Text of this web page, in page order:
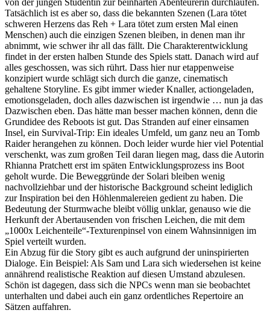
von der jungen Studentin zur beinharten Abenteurerin durchlaufen.
Tatsächlich ist es aber so, dass die bekannten Szenen (Lara tötet
schweren Herzens das Reh + Lara tötet zum ersten Mal einen
Menschen) auch die einzigen Szenen bleiben, in denen man ihr
abnimmt, wie schwer ihr all das fällt. Die Charakterentwicklung
findet in der ersten halben Stunde des Spiels statt. Danach wird auf
alles geschossen, was sich rührt. Dass hier nur etappenweise
konzipiert wurde schlägt sich durch die ganze, cinematisch
gehaltene Storyline. Es gibt immer wieder Knaller, actiongeladen,
emotionsgeladen, doch alles dazwischen ist irgendwie … nun ja das
Dazwischen eben. Das hätte man besser machen können, denn die
Grundidee des Reboots ist gut. Das Stranden auf einer einsamen
Insel, ein Survival-Trip: Ein ideales Umfeld, um ganz neu an Tomb
Raider herangehen zu können. Doch leider wurde hier viel Potential
verschenkt, was zum großen Teil daran liegen mag, dass die Autorin
Rhianna Pratchett erst im späten Entwicklungsprozess ins Boot
geholt wurde. Die Beweggründe der Solari bleiben wenig
nachvollziehbar und der historische Background scheint lediglich
zur Inspiration bei den Höhlenmalereien gedient zu haben. Die
Bedeutung der Sturmwache bleibt völlig unklar, genauso wie die
Herkunft der Abertausenden von frischen Leichen, die mit dem
„1000x Leichenteile“-Texturenpinsel von einem Wahnsinnigen im
Spiel verteilt wurden.
Ein Abzug für die Story gibt es auch aufgrund der uninspirierten
Dialoge. Ein Beispiel: Als Sam und Lara sich wiedersehen ist keine
annährend realistische Reaktion auf diesen Umstand abzulesen.
Schön ist dagegen, dass sich die NPCs wenn man sie beobachtet
unterhalten und dabei auch ein ganz ordentliches Repertoire an
Sätzen auffahren.